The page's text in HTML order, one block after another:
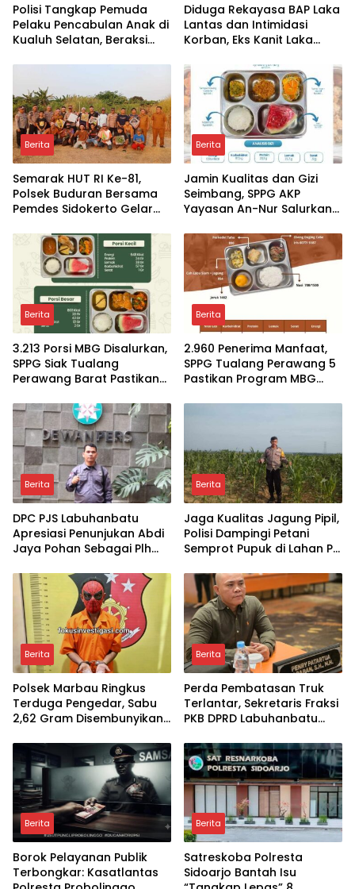
Polisi Tangkap Pemuda
Pelaku Pencabulan Anak di
Kualuh Selatan, Beraksi
ke Teman Korban
Diduga Rekayasa BAP Laka
Lantas dan Intimidasi
Korban, Eks Kanit Laka
Dilaporkan ke Propam
Polda Jatim
Berita
Semarak HUT RI Ke-81,
Polsek Buduran Bersama
Pemdes Sidokerto Gelar
Berita
Jamin Kualitas dan Gizi
Seimbang, SPPG AKP
Yayasan An-Nur Salurkan
di Perawang
Berita
3.213 Porsi MBG Disalurkan,
SPPG Siak Tualang
Perawang Barat Pastikan
Sesuai Standar Gizi
Berita
2.960 Penerima Manfaat,
SPPG Tualang Perawang 5
Pastikan Program MBG
Higienis
Berita
DPC PJS Labuhanbatu
Apresiasi Penunjukan Abdi
Jaya Pohan Sebagai Plh
Berita
Jaga Kualitas Jagung Pipil,
Polisi Dampingi Petani
Semprot Pupuk di Lahan PT
Pangan
Berita
Polsek Marbau Ringkus
Terduga Pengedar, Sabu
2,62 Gram Disembunyikan
Berita
Perda Pembatasan Truk
Terlantar, Sekretaris Fraksi
PKB DPRD Labuhanbatu
Bertindak
Berita
Borok Pelayanan Publik
Terbongkar: Kasatlantas
Berita
Satreskoba Polresta
Sidoarjo Bantah Isu